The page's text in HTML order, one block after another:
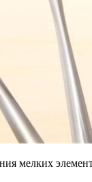
мелких